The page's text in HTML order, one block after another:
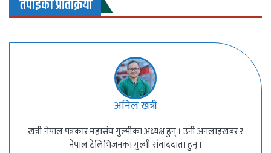
तपाईंको प्रतिक्रिया
अनिल खत्री
खत्री नेपाल पत्रकार महासंघ गुल्मीका अध्यक्ष हुन् । उनी अनलाइखबर र
नेपाल टेलिभिजनका गुल्मी संवाददाता हुन् ।